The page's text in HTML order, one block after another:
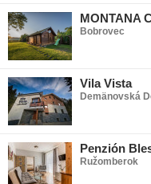
MONTANA
Bobrovec
Vila Vista
Demänovská
Penzión
Ružomberok